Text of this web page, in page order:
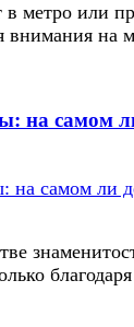
в метро или
внимания на
на самом